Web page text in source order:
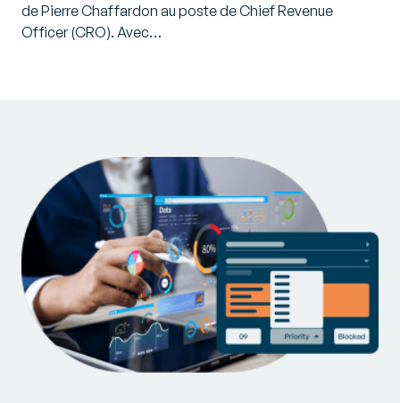
de Pierre Chaffardon au poste de Chief Revenue
Officer (CRO). Avec…